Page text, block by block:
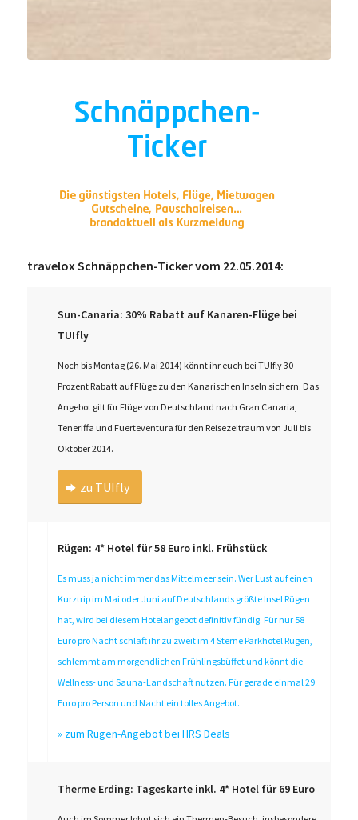
travelox Schnäppchen-Ticker vom 22.05.2014:
Sun-Canaria: 30% Rabatt auf Kanaren-Flüge bei
TUIfly
Noch bis Montag (26. Mai 2014) könnt ihr euch bei TUIfly 30
Prozent Rabatt auf Flüge zu den Kanarischen Inseln sichern. Das
Angebot gilt für Flüge von Deutschland nach Gran Canaria,
Teneriffa und Fuerteventura für den Reisezeitraum von Juli bis
Oktober 2014.
zu TUIfly
Rügen: 4* Hotel für 58 Euro inkl. Frühstück
Es muss ja nicht immer das Mittelmeer sein. Wer Lust auf einen
Kurztrip im Mai oder Juni auf Deutschlands größte Insel Rügen
hat, wird bei diesem Hotelangebot definitiv fündig. Für nur 58
Euro pro Nacht schlaft ihr zu zweit im 4 Sterne Parkhotel Rügen,
schlemmt am morgendlichen Frühlingsbüffet und könnt die
Wellness- und Sauna-Landschaft nutzen. Für gerade einmal 29
Euro pro Person und Nacht ein tolles Angebot.
» zum Rügen-Angebot bei HRS Deals
Therme Erding: Tageskarte inkl. 4* Hotel für 69 Euro